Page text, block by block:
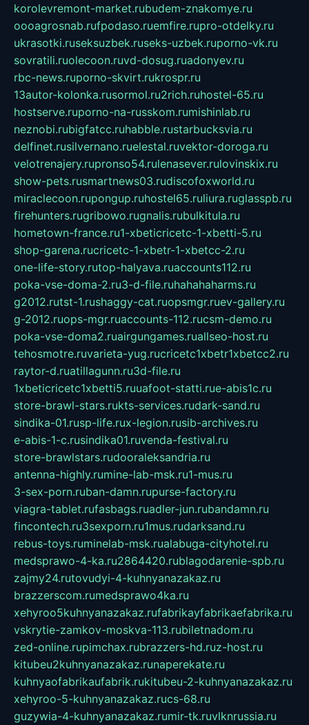
korolevremont-market.rubudem-znakomye.ru
oooagrosnab.rufpodaso.ruemfire.rupro-otdelky.ru
ukrasotki.ruseksuzbek.ruseks-uzbek.ruporno-vk.ru
sovratili.ruolecoon.ruvd-dosug.ruadonyev.ru
rbc-news.ruporno-skvirt.rukrospr.ru
13autor-kolonka.rusormol.ru2rich.ruhostel-65.ru
hostserve.ruporno-na-russkom.rumishinlab.ru
neznobi.rubigfatcc.ruhabble.rustarbucksvia.ru
delfinet.rusilvernano.ruelestal.ruvektor-doroga.ru
velotrenajery.rupronso54.rulenasever.rulovinskix.ru
show-pets.rusmartnews03.rudiscofoxworld.ru
miraclecoon.rupongup.ruhostel65.ruliura.ruglasspb.ru
firehunters.rugribowo.rugnalis.rubulkitula.ru
hometown-france.ru1-xbeticricetc-1-xbetti-5.ru
shop-garena.rucricetc-1-xbetr-1-xbetcc-2.ru
one-life-story.rutop-halyava.ruaccounts112.ru
poka-vse-doma-2.ru3-d-file.ruhahahaharms.ru
g2012.rutst-1.rushaggy-cat.ruopsmgr.ruev-gallery.ru
g-2012.ruops-mgr.ruaccounts-112.rucsm-demo.ru
poka-vse-doma2.ruairgungames.ruallseo-host.ru
tehosmotre.ruvarieta-yug.rucricetc1xbetr1xbetcc2.ru
raytor-d.ruatillagunn.ru3d-file.ru
1xbeticricetc1xbetti5.ruuafoot-statti.rue-abis1c.ru
store-brawl-stars.rukts-services.rudark-sand.ru
sindika-01.rusp-life.rux-legion.rusib-archives.ru
e-abis-1-c.rusindika01.ruvenda-festival.ru
store-brawlstars.rudooraleksandria.ru
antenna-highly.rumine-lab-msk.ru1-mus.ru
3-sex-porn.ruban-damn.rupurse-factory.ru
viagra-tablet.rufasbags.ruadler-jun.rubandamn.ru
fincontech.ru3sexporn.ru1mus.rudarksand.ru
rebus-toys.ruminelab-msk.rualabuga-cityhotel.ru
medsprawo-4-ka.ru2864420.rublagodarenie-spb.ru
zajmy24.rutovudyi-4-kuhnyanazakaz.ru
brazzerscom.rumedsprawo4ka.ru
xehyroo5kuhnyanazakaz.rufabrikayfabrikaefabrika.ru
vskrytie-zamkov-moskva-113.rubiletnadom.ru
zed-online.rupimchax.rubrazzers-hd.ruz-host.ru
kitubeu2kuhnyanazakaz.runaperekate.ru
kuhnyaofabrikaufabrik.rukitubeu-2-kuhnyanazakaz.ru
xehyroo-5-kuhnyanazakaz.rucs-68.ru
guzywia-4-kuhnyanazakaz.rumir-tk.ruvlknrussia.ru